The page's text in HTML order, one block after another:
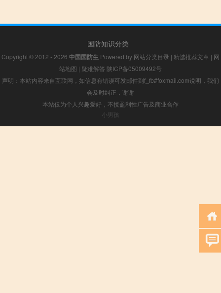
国防知识分类
Copyright © 2012 - 2026 中国国防生 Powered by 网站分类目录 | 精选推荐文章 | 网
站地图 | 疑难解答 陕ICP备05009492号
声明：本站内容来自互联网，如信息有错误可发邮件到f_fb#foxmail.com说明，我们
会及时纠正，谢谢
本站仅为个人兴趣爱好，不接盈利性广告及商业合作
小男孩